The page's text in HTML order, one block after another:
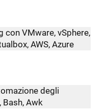
VMware, vSphere,
AWS, Azure
degli
Bash, Awk